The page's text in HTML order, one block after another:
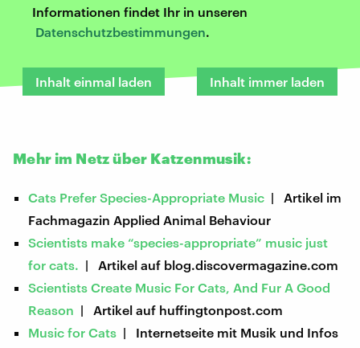
Informationen findet Ihr in unseren
Datenschutzbestimmungen.
Inhalt einmal laden Inhalt immer laden
Mehr im Netz über Katzenmusik:
Cats Prefer Species-Appropriate Music | Artikel im
Fachmagazin Applied Animal Behaviour
Scientists make “species-appropriate” music just
for cats. | Artikel auf blog.discovermagazine.com
Scientists Create Music For Cats, And Fur A Good
Reason | Artikel auf huffingtonpost.com
Music for Cats | Internetseite mit Musik und Infos